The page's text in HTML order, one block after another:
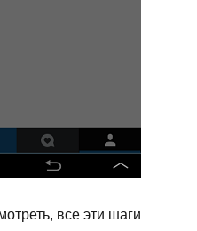
все эти шаги